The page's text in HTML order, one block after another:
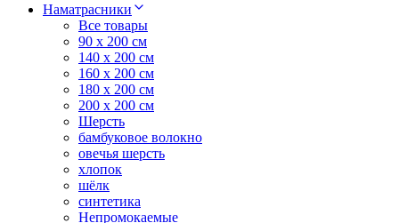
Наматрасники
Все товары
90 x 200 см
140 x 200 см
160 x 200 см
180 x 200 см
200 x 200 см
Шерсть
бамбуковое волокно
овечья шерсть
хлопок
шёлк
синтетика
Непромокаемые